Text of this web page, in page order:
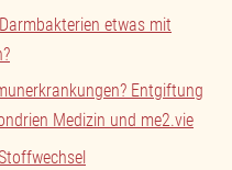
etwas mit
Entgiftung
Medizin und me2.vie